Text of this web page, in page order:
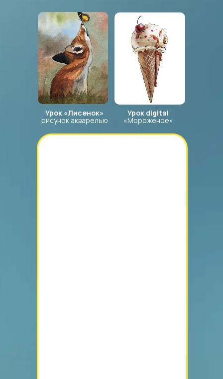
Урок «Лисенок»
рисунок акварелью
Урок digital
«Мороженое»